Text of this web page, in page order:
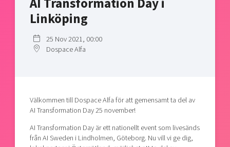
Shaping cities and regions
Bright East
Current offers and activities
Upscaling
Talent & skills
Startup & industry collaboration
Funding opportunities
Our community of companies
Projects
Publications
Project toolbox
Our clusters
Reach out to us
Today's lunch in Mjärdevi
AI Transformation Day i
Linköping
25 Nov 2021, 00:00
Dospace Alfa
Välkommen till Dospace Alfa för att gemensamt ta del av
AI Transformation Day 25 november!
AI Transformation Day är ett nationellt event som livesänds
från AI Sweden i Lindholmen, Göteborg. Nu vill vi ge dig,